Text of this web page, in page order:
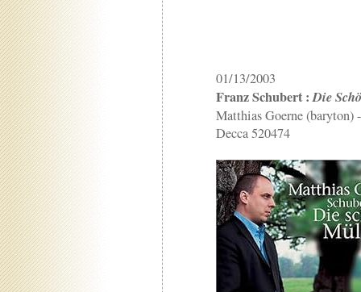
01/13/2003
Franz Schubert :Die
Matthias Goerne (baryton)
Decca 520474